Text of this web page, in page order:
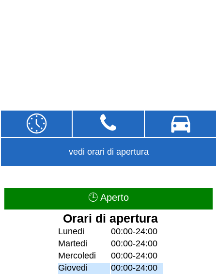
vedi orari di apertura
🕒 Aperto
Orari di apertura
Lunedi
00:00-24:00
Martedi
00:00-24:00
Mercoledi
00:00-24:00
Giovedi
00:00-24:00